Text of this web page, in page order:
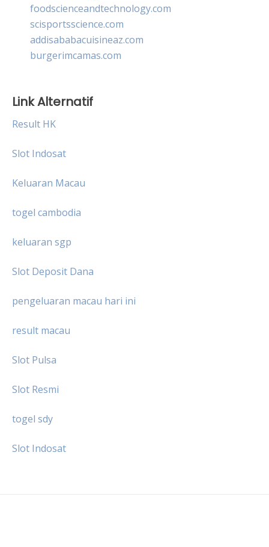
foodscienceandtechnology.com
scisportsscience.com
addisababacuisineaz.com
burgerimcamas.com
Link Alternatif
Result HK
Slot Indosat
Keluaran Macau
togel cambodia
keluaran sgp
Slot Deposit Dana
pengeluaran macau hari ini
result macau
Slot Pulsa
Slot Resmi
togel sdy
Slot Indosat